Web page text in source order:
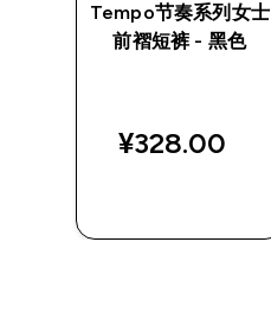
Tempo节奏系列女士
前褶短裤 - 黑色
¥328.00‎